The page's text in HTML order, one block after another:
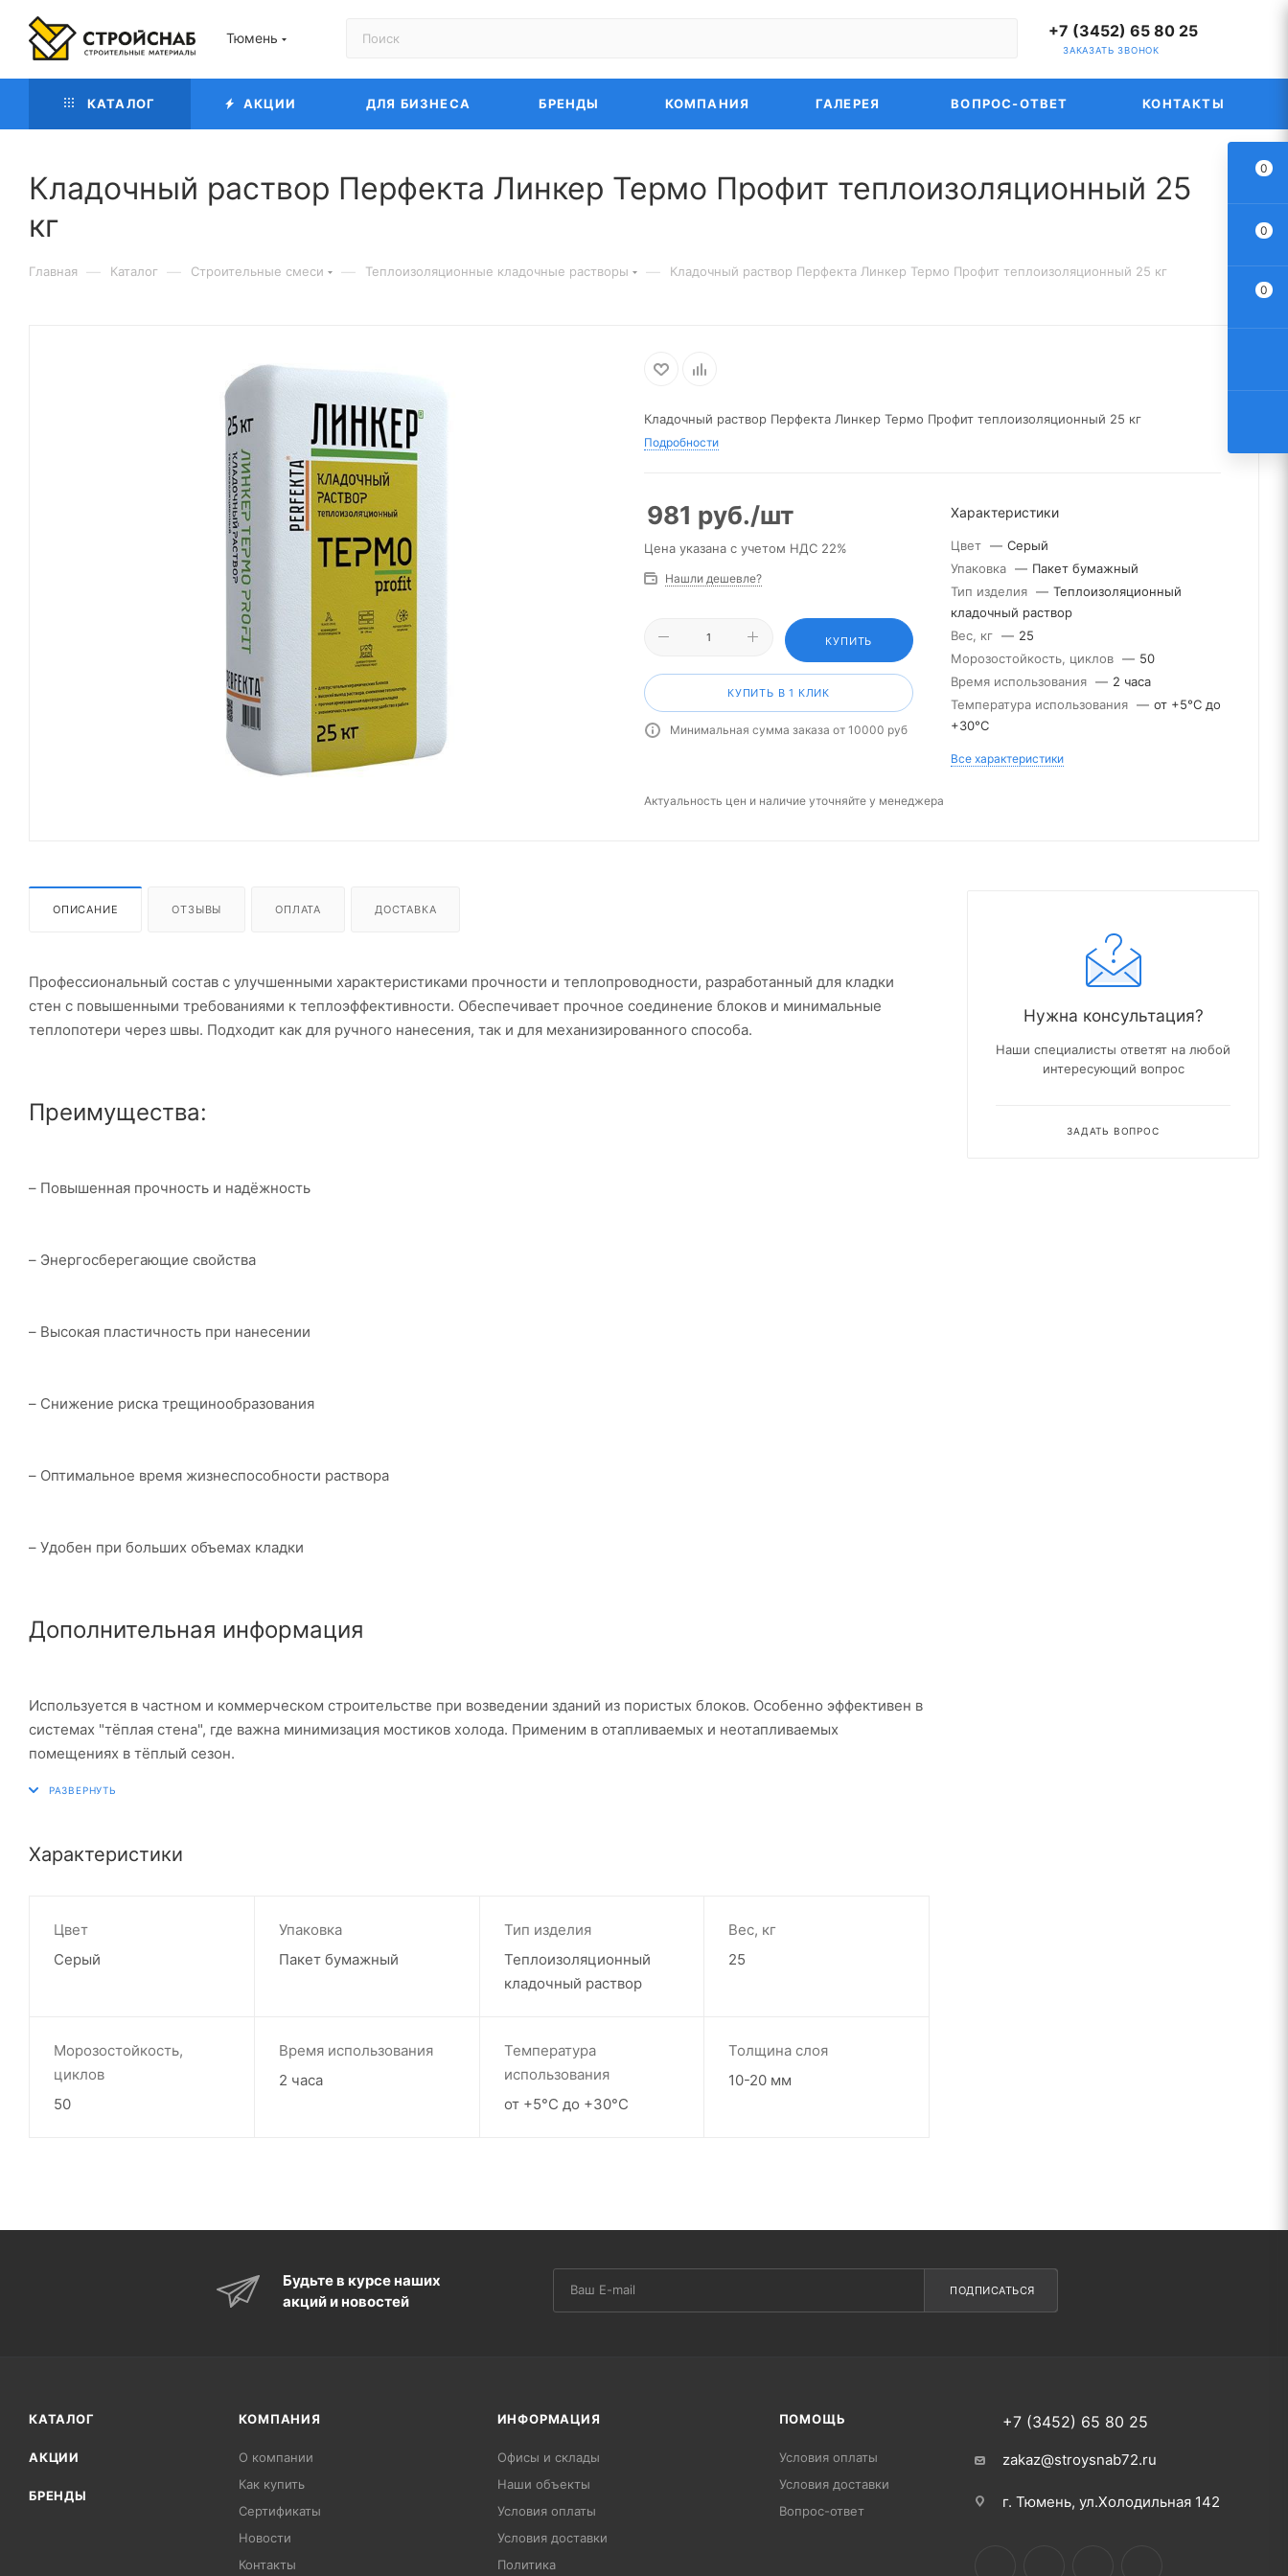
Тюмень +7 (3452) 65 80 25
ЗАКАЗАТЬ ЗВОНОК
КАТАЛОГ АКЦИИ ДЛЯ БИЗНЕСА БРЕНДЫ КОМПАНИЯ ГАЛЕРЕЯ ВОПРОС-ОТВЕТ КОНТАКТЫ
Кладочный раствор Перфекта Линкер Термо Профит теплоизоляционный 25
кг
Главная — Каталог — Строительные смеси — Теплоизоляционные кладочные растворы — Кладочный раствор Перфекта Линкер Термо Профит теплоизоляционный 25 кг
Кладочный раствор Перфекта Линкер Термо Профит теплоизоляционный 25 кг
Подробности
981 руб./шт
Цена указана с учетом НДС 22%
Нашли дешевле?
КУПИТЬ
КУПИТЬ В 1 КЛИК
Минимальная сумма заказа от 10000 руб
Характеристики
Цвет — Серый
Упаковка — Пакет бумажный
Тип изделия — Теплоизоляционный
кладочный раствор
Вес, кг — 25
Морозостойкость, циклов — 50
Время использования — 2 часа
Температура использования — от +5°С до
+30°С
Все характеристики
Актуальность цен и наличие уточняйте у менеджера
ОПИСАНИЕ ОТЗЫВЫ ОПЛАТА ДОСТАВКА
Профессиональный состав с улучшенными характеристиками прочности и теплопроводности, разработанный для кладки
стен с повышенными требованиями к теплоэффективности. Обеспечивает прочное соединение блоков и минимальные
теплопотери через швы. Подходит как для ручного нанесения, так и для механизированного способа.
Преимущества:
– Повышенная прочность и надёжность
– Энергосберегающие свойства
– Высокая пластичность при нанесении
– Снижение риска трещинообразования
– Оптимальное время жизнеспособности раствора
– Удобен при больших объемах кладки
Дополнительная информация
Используется в частном и коммерческом строительстве при возведении зданий из пористых блоков. Особенно эффективен в
системах "тёплая стена", где важна минимизация мостиков холода. Применим в отапливаемых и неотапливаемых
помещениях в тёплый сезон.
Характеристики
Цвет
Серый
Упаковка
Пакет бумажный
Тип изделия
Теплоизоляционный
кладочный раствор
Вес, кг
25
Морозостойкость,
циклов
50
Время использования
2 часа
Температура
использования
от +5°С до +30°С
Толщина слоя
10-20 мм
Нужна консультация?
Наши специалисты ответят на любой
интересующий вопрос
ЗАДАТЬ ВОПРОС
Будьте в курсе наших
акций и новостей
ПОДПИСАТЬСЯ
КАТАЛОГ
АКЦИИ
БРЕНДЫ
КОМПАНИЯ
О компании
Как купить
Сертификаты
Новости
Контакты
ИНФОРМАЦИЯ
Офисы и склады
Наши объекты
Условия оплаты
Условия доставки
Политика
ПОМОЩЬ
Условия оплаты
Условия доставки
Вопрос-ответ
+7 (3452) 65 80 25
zakaz@stroysnab72.ru
г. Тюмень, ул.Холодильная 142
0
0
0